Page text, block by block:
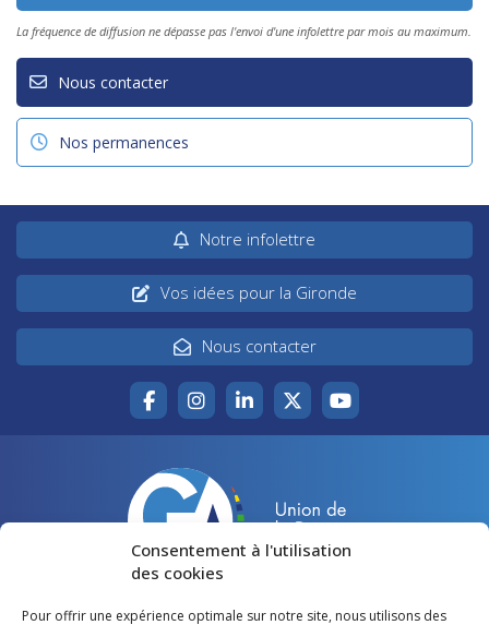
Consentement à l'utilisation
des cookies
Pour offrir une expérience optimale sur notre site, nous utilisons des
La fréquence de diffusion ne dépasse pas l'envoi d'une infolettre par mois au maximum.
Nous contacter
Nos permanences
Notre infolettre
Vos idées pour la Gironde
Nous contacter